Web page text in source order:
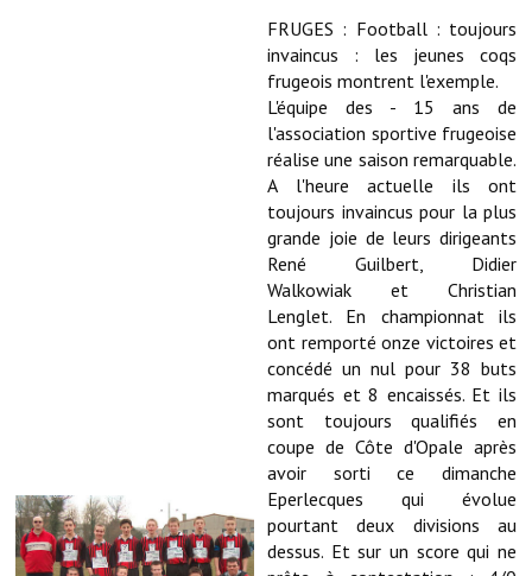
L'équipe municipale
Le personnel municipal
FRUGES : Football : toujours
invaincus : les jeunes coqs
frugeois montrent l'exemple.
L'équipe des - 15 ans de
l'association sportive frugeoise
réalise une saison remarquable.
A l'heure actuelle ils ont
toujours invaincus pour la plus
grande joie de leurs dirigeants
René Guilbert, Didier
Walkowiak et Christian
Lenglet. En championnat ils
ont remporté onze victoires et
concédé un nul pour 38 buts
marqués et 8 encaissés. Et ils
sont toujours qualifiés en
coupe de Côte d'Opale après
avoir sorti ce dimanche
Eperlecques qui évolue
pourtant deux divisions au
dessus. Et sur un score qui ne